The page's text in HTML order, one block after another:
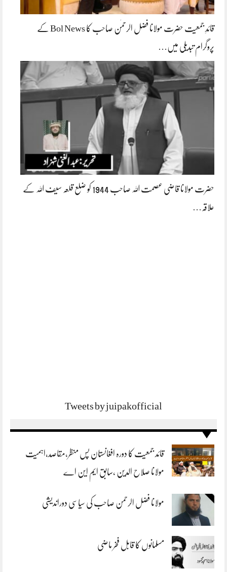
قائدِ جمعیت حضرت مولانا فضل الرحمٰن صاحب کا Bol News کے
پروگرام تبدیلی میں…
حضرت مولانا قاضی عصمت اللہ صاحب 1944 کو ضلع قلعہ سیف اللہ کے
علاقہ…
Tweets by juipakofficial
قائد جمعیت کا دورہ افغانستان پس منظر،مقاصد،اہمیت
مولانا صلاح الدین ،سابق ایم این اے
مولانا فضل الرحمن صاحب کی سیاسی دوراندیشی
مسلمانوں کا قابل فخر ماضی